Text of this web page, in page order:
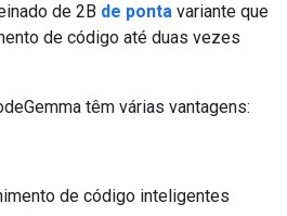
de 2B de ponta variante que
de código até duas vezes
têm várias vantagens:
de código inteligentes